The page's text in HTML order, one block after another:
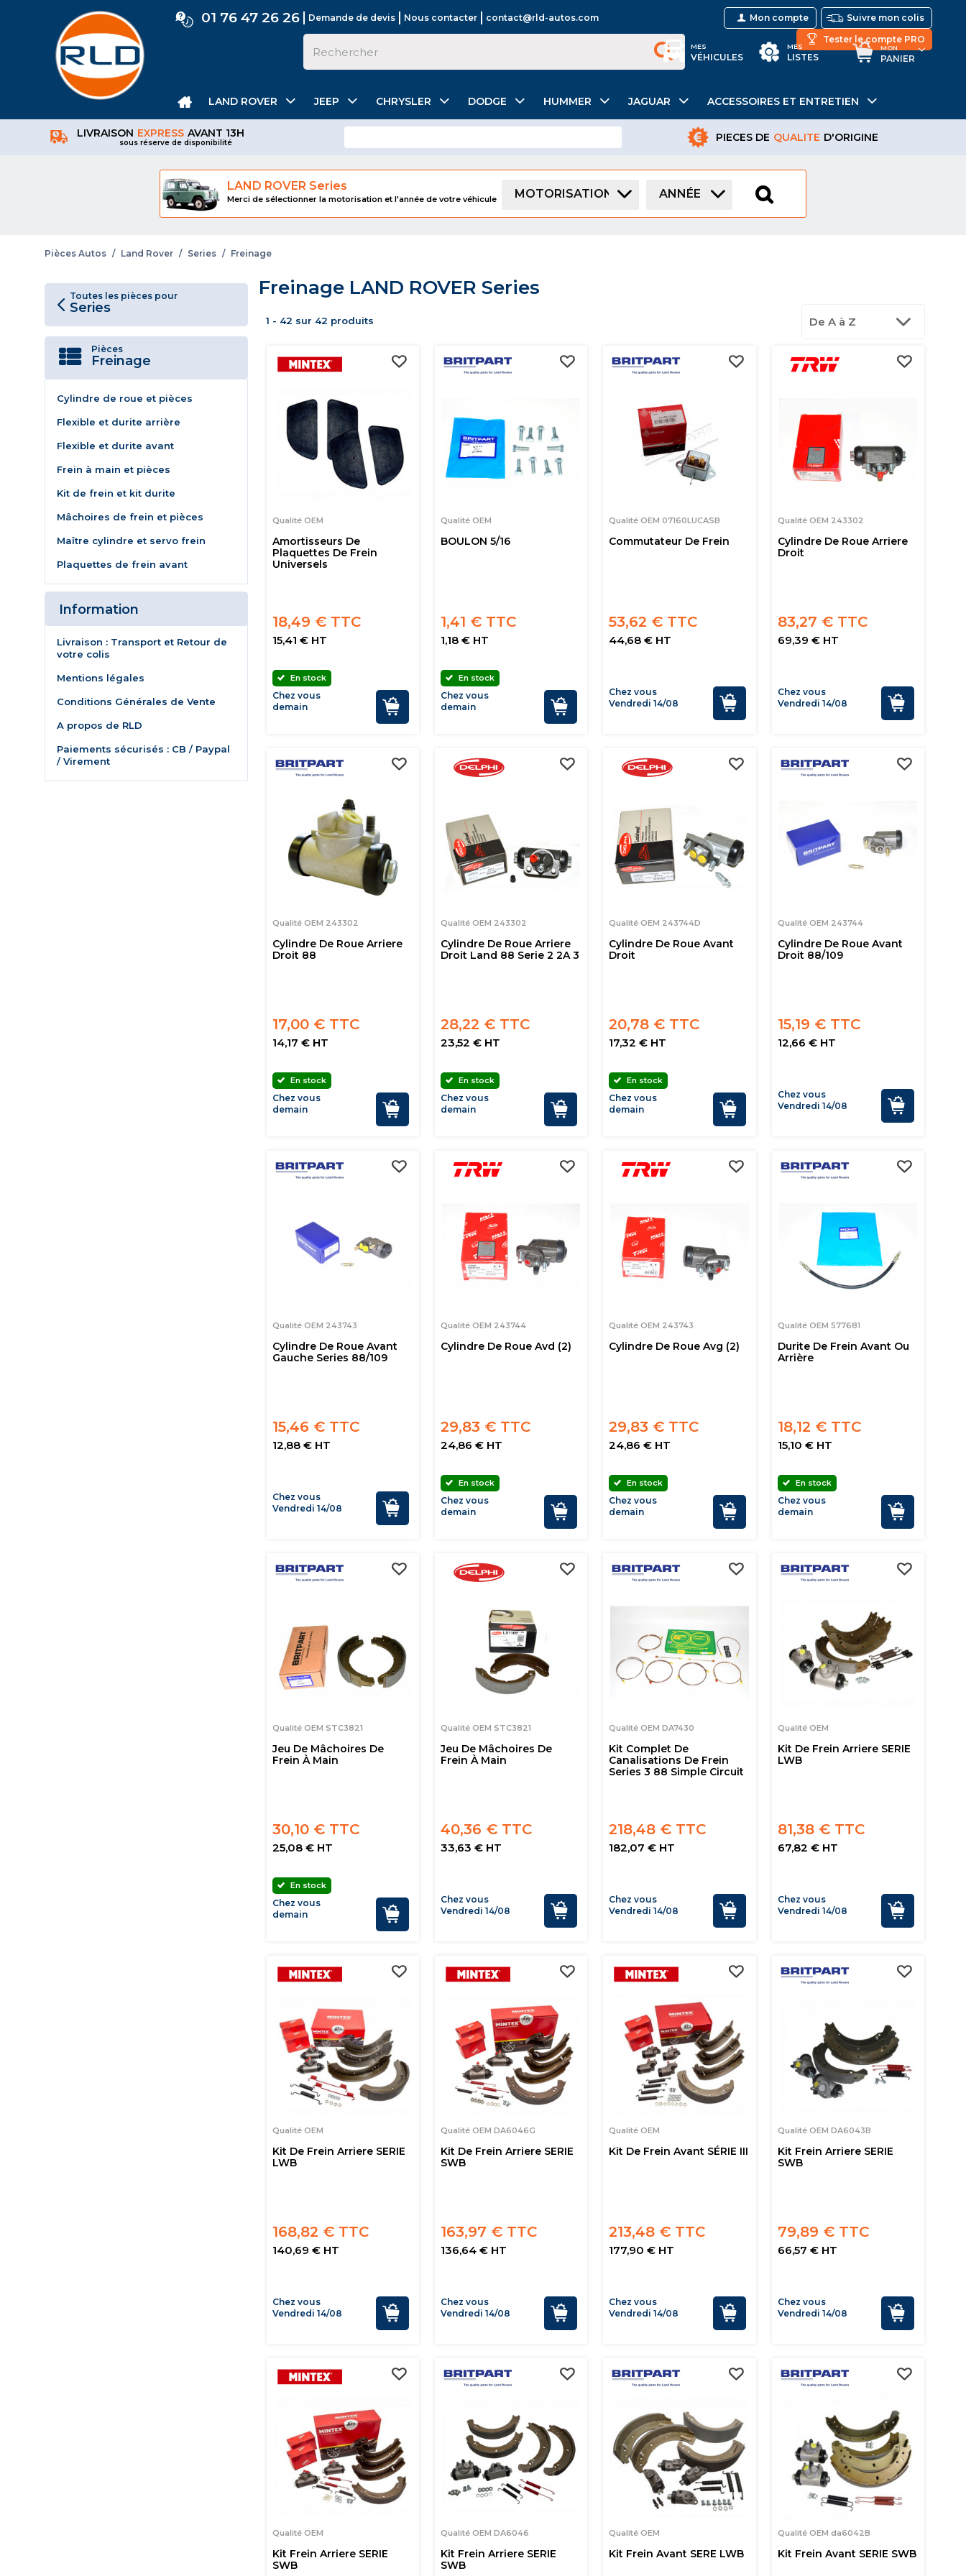
01 76 47 26 26 Demande de devis Nous contacter contact@rld-autos.com Suivre mon colis
Mon compte
Tester le compte PRO
MON
PANIER
MES
LISTES
MES
VÉHICULES
LAND ROVER JEEP CHRYSLER DODGE HUMMER JAGUAR ACCESSOIRES ET ENTRETIEN
LIVRAISON EXPRESS AVANT 13H
sous réserve de disponibilité PIECES DE QUALITE D'ORIGINE
LAND ROVER Series
Merci de sélectionner la motorisation et l'année de votre véhicule MOTORISATION ANNÉE
Pièces Autos / Land Rover / Series / Freinage
Toutes les pièces pour
Series
Pièces
Freinage
Cylindre de roue et pièces
Flexible et durite arrière
Flexible et durite avant
Frein à main et pièces
Kit de frein et kit durite
Mâchoires de frein et pièces
Maître cylindre et servo frein
Plaquettes de frein avant
Information
Livraison : Transport et Retour de
votre colis
Mentions légales
Conditions Générales de Vente
A propos de RLD
Paiements sécurisés : CB / Paypal
/ Virement
Freinage LAND ROVER Series
De A à Z
1 - 42 sur 42 produits
Qualité OEM
Amortisseurs De
Plaquettes De Frein
Universels
18,49 € TTC
15,41 € HT
En stock
Chez vous
demain
Qualité OEM
BOULON 5/16
1,41 € TTC
1,18 € HT
En stock
Chez vous
demain
Qualité OEM 07160LUCASB
Commutateur De Frein
53,62 € TTC
44,68 € HT
Chez vous
Vendredi 14/08
Qualité OEM 243302
Cylindre De Roue Arriere
Droit
83,27 € TTC
69,39 € HT
Chez vous
Vendredi 14/08
Qualité OEM 243302
Cylindre De Roue Arriere
Droit 88
17,00 € TTC
14,17 € HT
En stock
Chez vous
demain
Qualité OEM 243302
Cylindre De Roue Arriere
Droit Land 88 Serie 2 2A 3
28,22 € TTC
23,52 € HT
En stock
Chez vous
demain
Qualité OEM 243744D
Cylindre De Roue Avant
Droit
20,78 € TTC
17,32 € HT
En stock
Chez vous
demain
Qualité OEM 243744
Cylindre De Roue Avant
Droit 88/109
15,19 € TTC
12,66 € HT
Chez vous
Vendredi 14/08
Qualité OEM 243743
Cylindre De Roue Avant
Gauche Series 88/109
15,46 € TTC
12,88 € HT
Chez vous
Vendredi 14/08
Qualité OEM 243744
Cylindre De Roue Avd (2)
29,83 € TTC
24,86 € HT
En stock
Chez vous
demain
Qualité OEM 243743
Cylindre De Roue Avg (2)
29,83 € TTC
24,86 € HT
En stock
Chez vous
demain
Qualité OEM 577681
Durite De Frein Avant Ou
Arrière
18,12 € TTC
15,10 € HT
En stock
Chez vous
demain
Qualité OEM STC3821
Jeu De Mâchoires De
Frein À Main
30,10 € TTC
25,08 € HT
En stock
Chez vous
demain
Qualité OEM STC3821
Jeu De Mâchoires De
Frein À Main
40,36 € TTC
33,63 € HT
Chez vous
Vendredi 14/08
Qualité OEM DA7430
Kit Complet De
Canalisations De Frein
Series 3 88 Simple Circuit
218,48 € TTC
182,07 € HT
Chez vous
Vendredi 14/08
Qualité OEM
Kit De Frein Arriere SERIE
LWB
81,38 € TTC
67,82 € HT
Chez vous
Vendredi 14/08
Qualité OEM
Kit De Frein Arriere SERIE
LWB
168,82 € TTC
140,69 € HT
Chez vous
Vendredi 14/08
Qualité OEM DA6046G
Kit De Frein Arriere SERIE
SWB
163,97 € TTC
136,64 € HT
Chez vous
Vendredi 14/08
Qualité OEM
Kit De Frein Avant SÉRIE III
213,48 € TTC
177,90 € HT
Chez vous
Vendredi 14/08
Qualité OEM DA6043B
Kit Frein Arriere SERIE
SWB
79,89 € TTC
66,57 € HT
Chez vous
Vendredi 14/08
Qualité OEM
Kit Frein Arriere SERIE
SWB
Qualité OEM DA6046
Kit Frein Arriere SERIE
SWB
Qualité OEM
Kit Frein Avant SERE LWB
Qualité OEM da6042B
Kit Frein Avant SERIE SWB